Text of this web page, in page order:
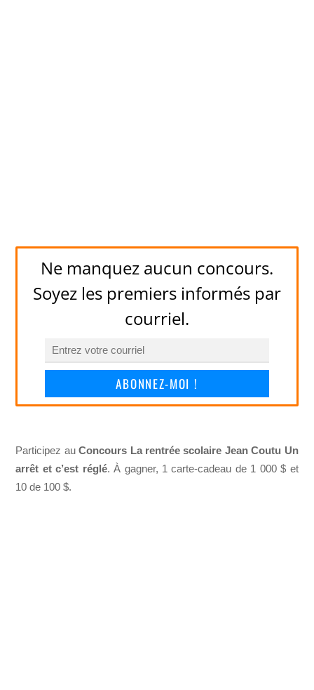
Ne manquez aucun concours.
Soyez les premiers informés par
courriel.
ABONNEZ-MOI !
Participez auConcours La rentrée scolaire Jean Coutu Un
arrêt et c’est réglé. À gagner, 1 carte-cadeau de 1 000 $ et
10 de 100 $.